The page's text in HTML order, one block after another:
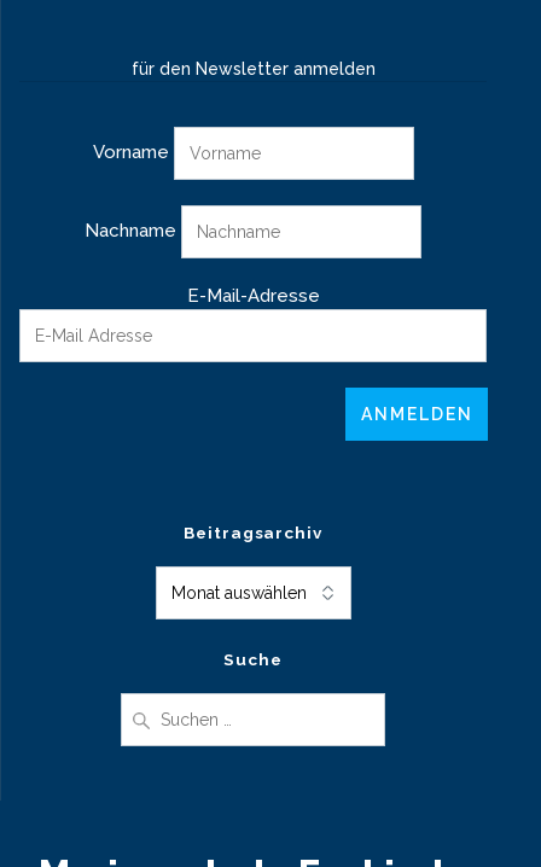
für den Newsletter anmelden
Vorname
Nachname
E-Mail-Adresse
Beitragsarchiv
Suche
nach: